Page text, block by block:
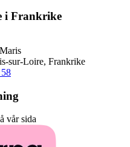
i Frankrike
sur-Loire, Frankrike
vår sida